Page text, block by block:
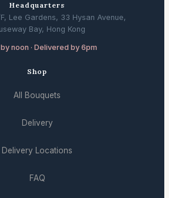
Headquarters
Lee Gardens, 33 Hysan Avenue,
Bay, Hong Kong
noon · Delivered by 6pm
Shop
All Bouquets
Delivery
Delivery Locations
FAQ